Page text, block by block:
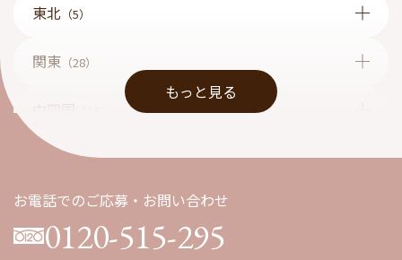
東北 （5）
関東 （28）
（1）
もっと見る
お電話でのご応募・お問い合わせ
0120-515-295